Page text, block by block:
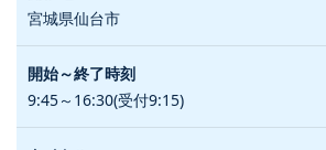
宮城県仙台市
9:45～16:30(受付9:15)